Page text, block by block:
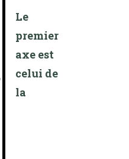
Le
premier
axe est
celui de
la